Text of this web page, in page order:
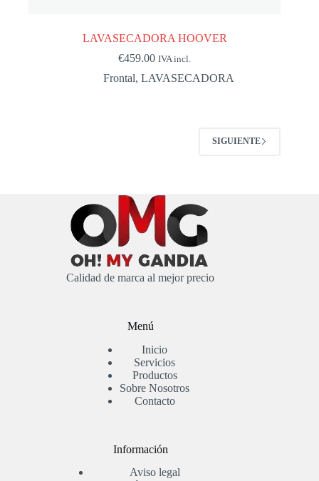
LAVASECADORA HOOVER
€459.00 IVA incl.
Frontal,LAVASECADORA
SIGUIENTE
Calidad de marca al mejor precio
Menú
Inicio
Servicios
Productos
Sobre Nosotros
Contacto
Información
Aviso legal